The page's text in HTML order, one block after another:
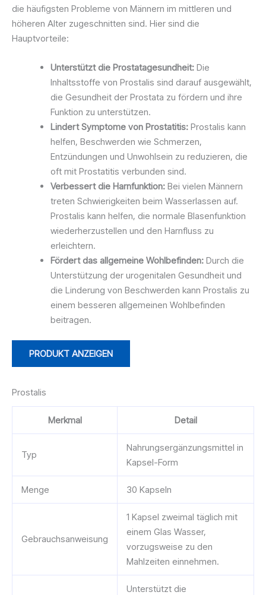
die häufigsten Probleme von Männern im mittleren und
höheren Alter zugeschnitten sind. Hier sind die
Hauptvorteile:
Unterstützt die Prostatagesundheit: Die
Inhaltsstoffe von Prostalis sind darauf ausgewählt,
die Gesundheit der Prostata zu fördern und ihre
Funktion zu unterstützen.
Lindert Symptome von Prostatitis: Prostalis kann
helfen, Beschwerden wie Schmerzen,
Entzündungen und Unwohlsein zu reduzieren, die
oft mit Prostatitis verbunden sind.
Verbessert die Harnfunktion: Bei vielen Männern
treten Schwierigkeiten beim Wasserlassen auf.
Prostalis kann helfen, die normale Blasenfunktion
wiederherzustellen und den Harnfluss zu
erleichtern.
Fördert das allgemeine Wohlbefinden: Durch die
Unterstützung der urogenitalen Gesundheit und
die Linderung von Beschwerden kann Prostalis zu
einem besseren allgemeinen Wohlbefinden
beitragen.
PRODUKT ANZEIGEN
Prostalis
Merkmal Detail
Typ
Nahrungsergänzungsmittel in
Kapsel-Form
Menge 30 Kapseln
Gebrauchsanweisung
1 Kapsel zweimal täglich mit
einem Glas Wasser,
vorzugsweise zu den
Mahlzeiten einnehmen.
Unterstützt die